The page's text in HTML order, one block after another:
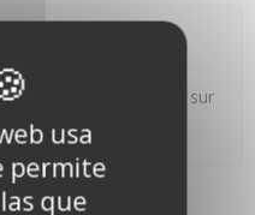
(Sans fil ou câblée) sur
VP2 uniquement.
misma
usa
permite
que